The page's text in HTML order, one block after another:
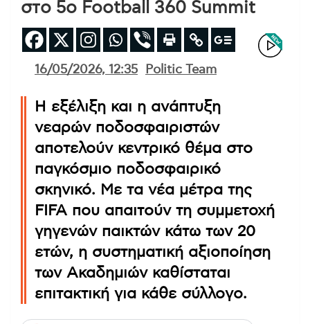
στο 5ο Football 360 Summit
16/05/2026, 12:35 Politic Team
Η εξέλιξη και η ανάπτυξη
νεαρών ποδοσφαιριστών
αποτελούν κεντρικό θέμα στο
παγκόσμιο ποδοσφαιρικό
σκηνικό. Με τα νέα μέτρα της
FIFA που απαιτούν τη συμμετοχή
γηγενών παικτών κάτω των 20
ετών, η συστηματική αξιοποίηση
των Ακαδημιών καθίσταται
επιτακτική για κάθε σύλλογο.